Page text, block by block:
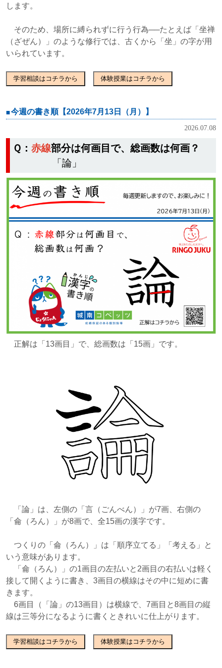
します。
そのため、場所に縛られずに行う行為──たとえば「坐禅
（ざぜん）」のような修行では、古くから「坐」の字が用
いられています。
学習相談はコチラから 体験授業はコチラから
今週の書き順【2026年7月13日（月）】
2026.07.08
Ｑ： 赤線部分は何画目で、総画数は何画？
「論」
正解は 「13画目」で、総画数は「15画」です。
「論」は、左側の「言（ごんべん）」が7画、右側の
「侖（ろん）」が8画で、全15画の漢字です。
つくりの「侖（ろん）」は「順序立てる」「考える」と
いう意味があります。
「侖（ろん）」の1画目の左払いと2画目の右払いは軽く
接して開くように書き、3画目の横線はその中に短めに書
きます。
6画目（「論」の13画目）は横線で、7画目と8画目の縦
線は三等分になるように書くときれいに仕上がります。
学習相談はコチラから 体験授業はコチラから